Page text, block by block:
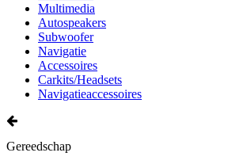
Multimedia
Autospeakers
Subwoofer
Navigatie
Accessoires
Carkits/Headsets
Navigatieaccessoires
Gereedschap